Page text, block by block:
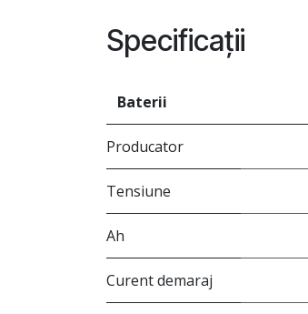
Specificații
Baterii
Producator
Tensiune
Ah
Curent demaraj